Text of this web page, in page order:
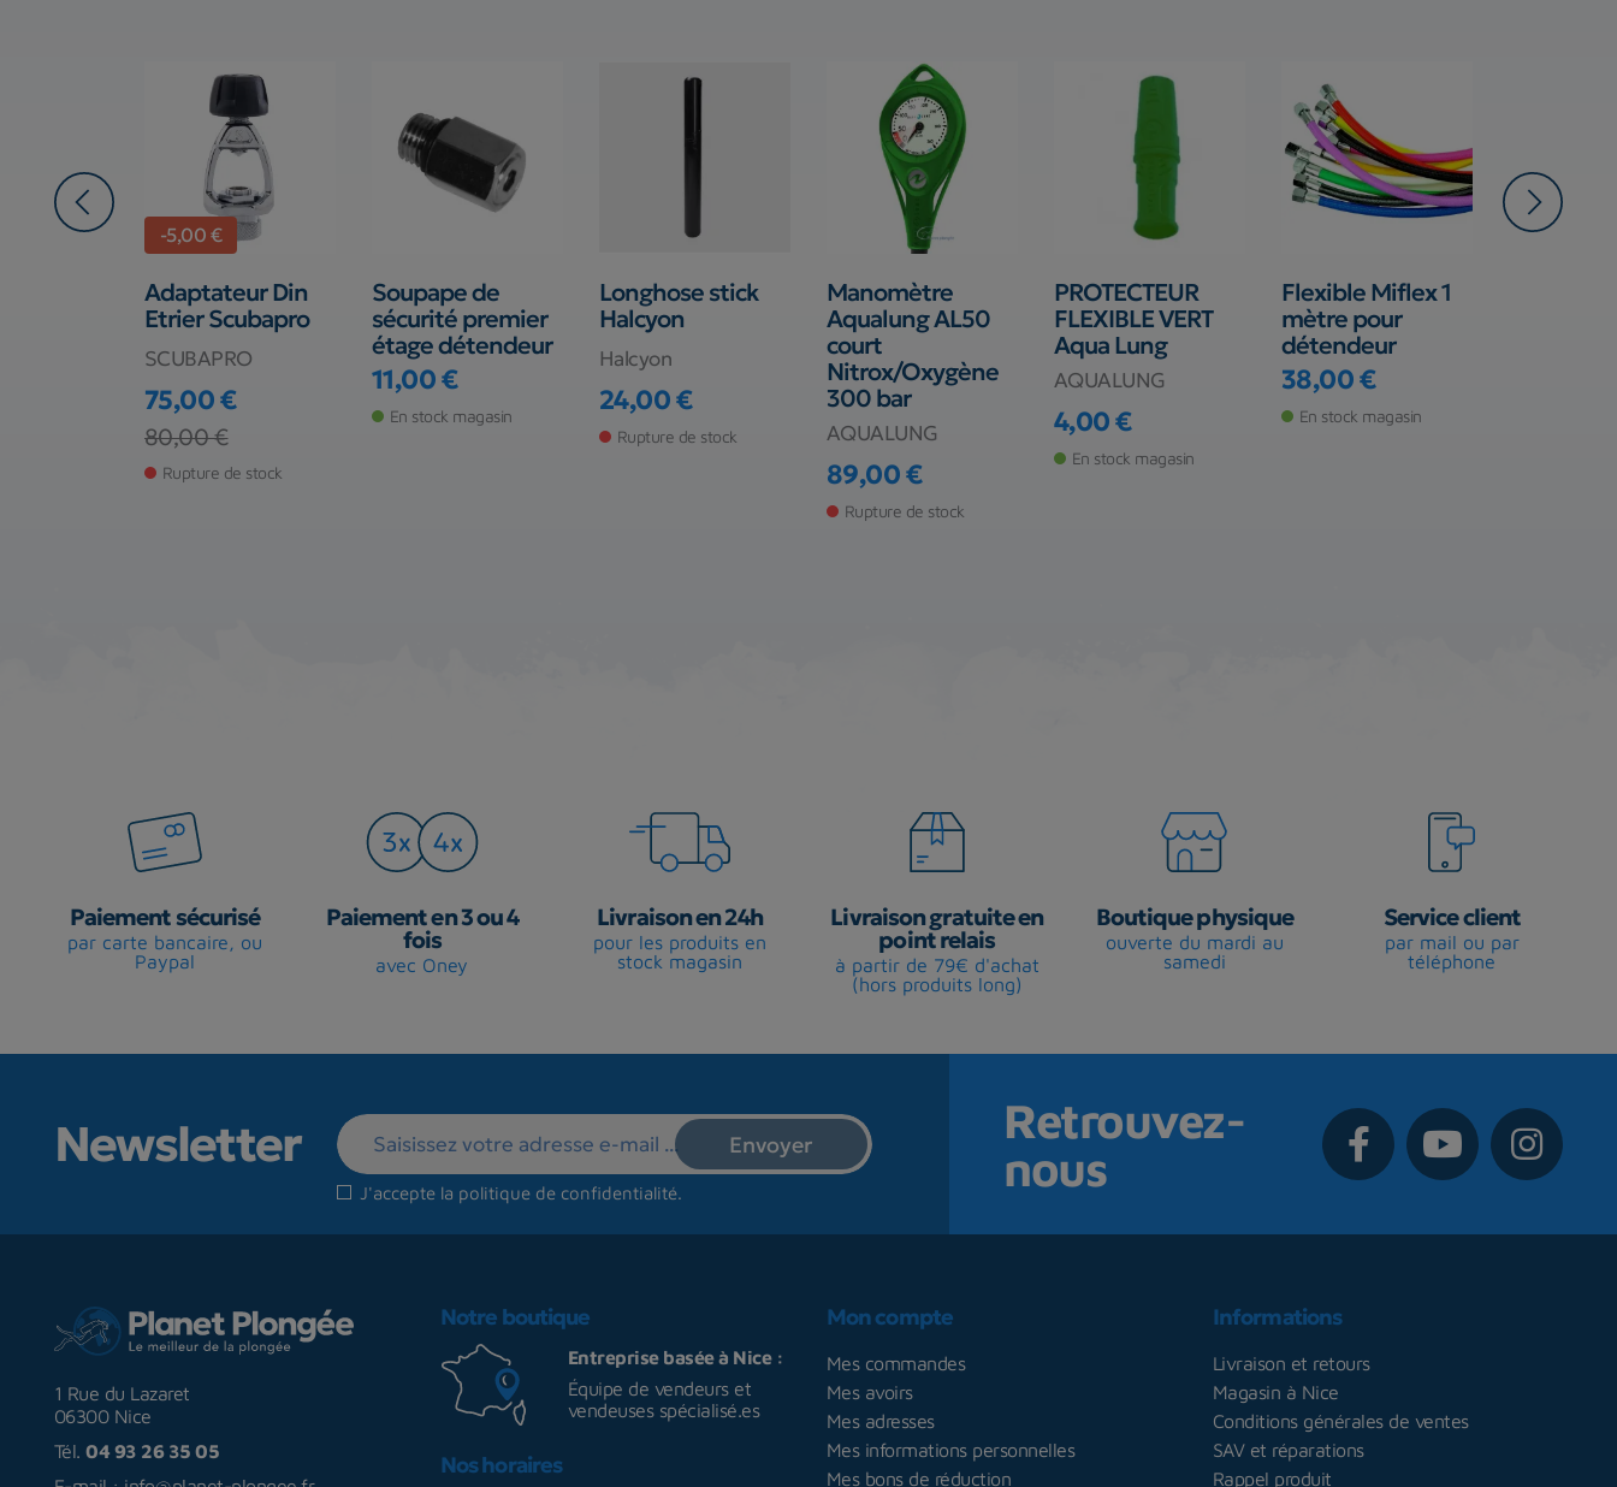
-5,00 €
Adaptateur Din
Etrier Scubapro
SCUBAPRO
Prix
75,00 €
Prix de base
80,00 €
Rupture de stock
Soupape de
sécurité premier
étage détendeur
Prix
11,00 €
En stock magasin
Longhose stick
Halcyon
Halcyon
Prix
24,00 €
Rupture de stock
Manomètre
Aqualung AL50
court
Nitrox/Oxygène
300 bar
AQUALUNG
Prix
89,00 €
Rupture de stock
PROTECTEUR
FLEXIBLE VERT
Aqua Lung
AQUALUNG
Prix
4,00 €
En stock magasin
Flexible Miflex 1
mètre pour
détendeur
Prix
38,00 €
En stock magasin
Paiement sécurisé
par carte bancaire, ou
Paypal
Paiement en 3 ou 4
fois
avec Oney
Livraison en 24h
pour les produits en
stock magasin
Livraison gratuite en
point relais
à partir de 79€ d'achat
(hors produits long)
Boutique physique
ouverte du mardi au
samedi
Service client
par mail ou par
téléphone
Newsletter
J'accepte la politique de confidentialité.
Retrouvez-
nous
1 Rue du Lazaret
06300 Nice
Tél. 04 93 26 35 05
Notre boutique
Entreprise basée à Nice :
Équipe de vendeurs et
vendeuses spécialisé.es
Nos horaires
Mon compte
Mes commandes
Mes avoirs
Mes adresses
Mes informations personnelles
Mes bons de réduction
Informations
Livraison et retours
Magasin à Nice
Conditions générales de ventes
SAV et réparations
Rappel produit